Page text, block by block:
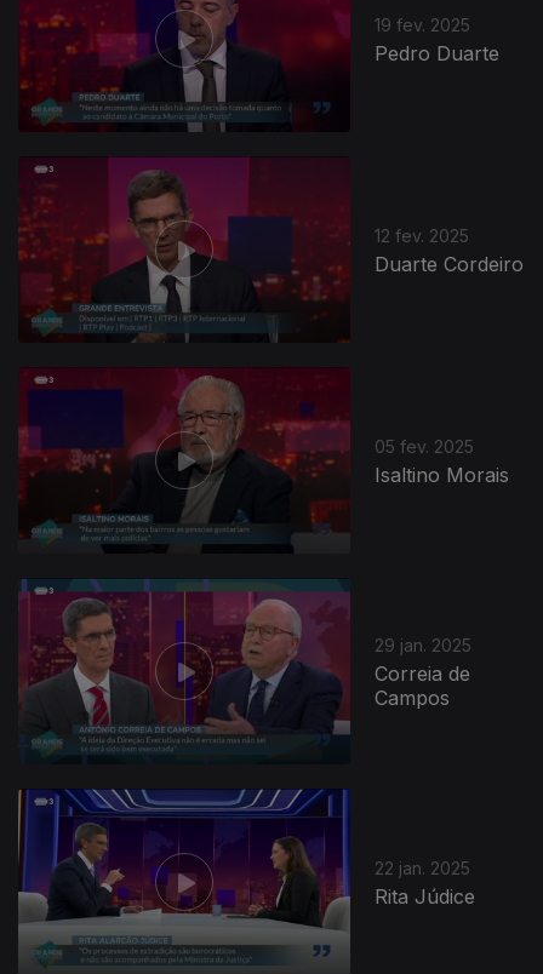
19 fev. 2025
Pedro Duarte
12 fev. 2025
Duarte Cordeiro
05 fev. 2025
Isaltino Morais
29 jan. 2025
Correia de
Campos
22 jan. 2025
Rita Júdice
823044